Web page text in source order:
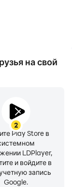
на свой
2
Play Store в
LDPlayer,
и войдите в
запись
Google.